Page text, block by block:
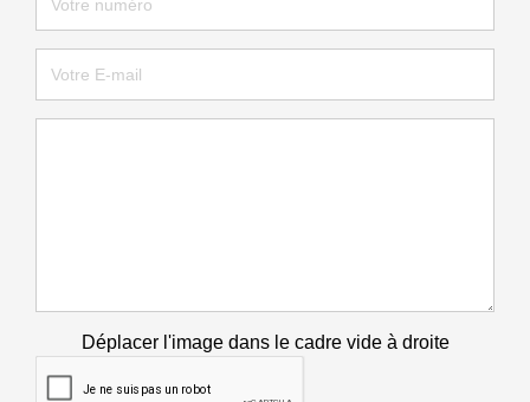
Déplacer l'image dans le cadre vide à droite